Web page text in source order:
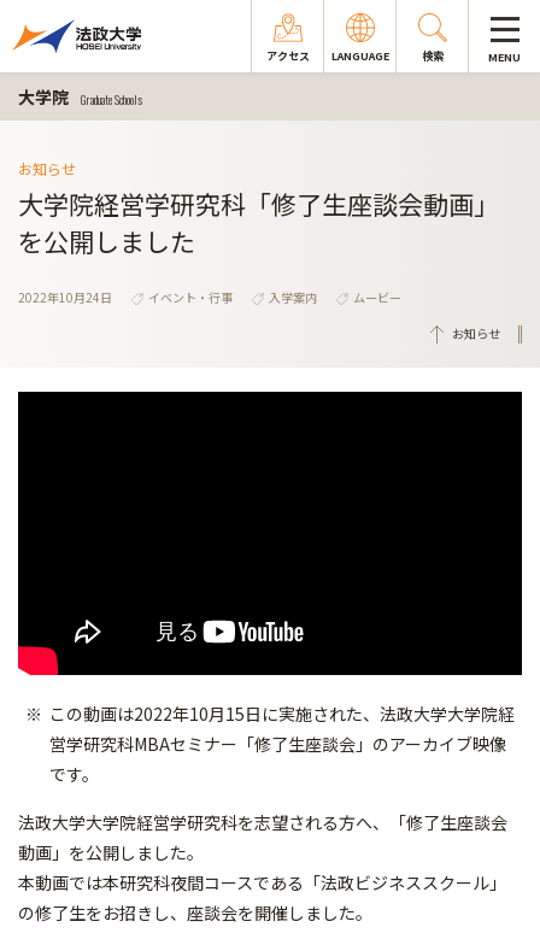
アクセス LANGUAGE 検索 MENU
大学院 Graduate Schools
お知らせ
大学院経営学研究科「修了生座談会動画」
を公開しました
2022年10月24日 イベント・行事 入学案内
ムービー
お知らせ
この動画は2022年10月15日に実施された、法政大学大学院経
営学研究科MBAセミナー「修了生座談会」のアーカイブ映像
です。
法政大学大学院経営学研究科を志望される方へ、「修了生座談会
動画」を公開しました。
本動画では本研究科夜間コースである「法政ビジネススクール」
の修了生をお招きし、座談会を開催しました。